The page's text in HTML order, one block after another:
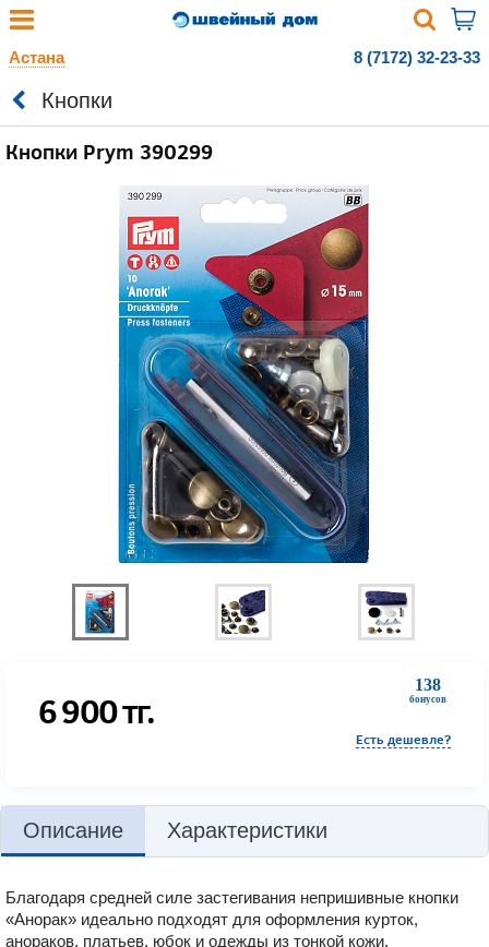
Астана 8 (7172) 32-23-33
Кнопки
Кнопки Prym 390299
138
бонусов
6 900тг.
Есть дешевле?
Описание Характеристики
Благодаря средней силе застегивания непришивные кнопки
«Анорак» идеально подходят для оформления курток,
анораков, платьев, юбок и одежды из тонкой кожи.